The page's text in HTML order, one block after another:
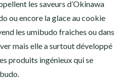
les saveurs d’Okinawa
ou encore la glace au cookie
les umibudo fraiches ou dans
mais elle a surtout développé
produits ingénieux qui se